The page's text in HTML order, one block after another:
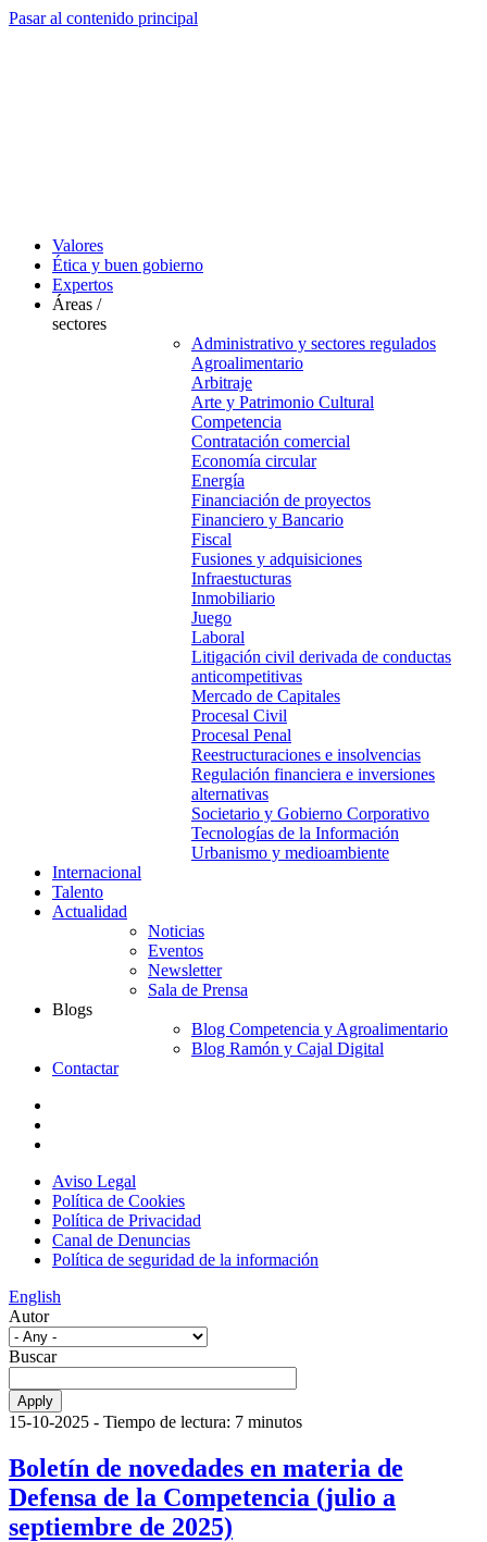
Pasar al contenido principal
Valores
Ética y buen gobierno
Expertos
Áreas /
sectores
Administrativo y sectores regulados
Agroalimentario
Arbitraje
Arte y Patrimonio Cultural
Competencia
Contratación comercial
Economía circular
Energía
Financiación de proyectos
Financiero y Bancario
Fiscal
Fusiones y adquisiciones
Infraestucturas
Inmobiliario
Juego
Laboral
Litigación civil derivada de conductas
anticompetitivas
Mercado de Capitales
Procesal Civil
Procesal Penal
Reestructuraciones e insolvencias
Regulación financiera e inversiones
alternativas
Societario y Gobierno Corporativo
Tecnologías de la Información
Urbanismo y medioambiente
Internacional
Talento
Actualidad
Noticias
Eventos
Newsletter
Sala de Prensa
Blogs
Blog Competencia y Agroalimentario
Blog Ramón y Cajal Digital
Contactar
Aviso Legal
Política de Cookies
Política de Privacidad
Canal de Denuncias
Política de seguridad de la información
English
Autor
Buscar
15-10-2025 - Tiempo de lectura: 7 minutos
Boletín de novedades en materia de
Defensa de la Competencia (julio a
septiembre de 2025)